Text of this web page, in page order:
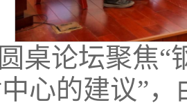
桌论坛聚焦“
心的建议”